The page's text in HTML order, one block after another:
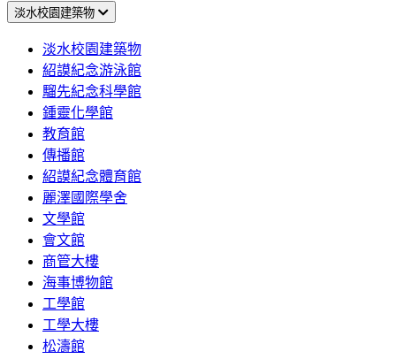
淡水校園建築物
淡水校園建築物
紹謨紀念游泳館
騮先紀念科學館
鍾靈化學館
教育館
傳播館
紹謨紀念體育館
麗澤國際學舍
文學館
會文館
商管大樓
海事博物館
工學館
工學大樓
松濤館